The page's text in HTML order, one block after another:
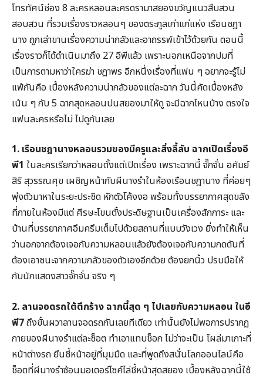
โทรทัศน์ช่อง 8 ละครหลอนละครดรามาสยองขวัญแนวสืบสวน
สอบสวน ที่รวมเรื่องราวหลอนๆ ของตระกูลเก่าแก่แห่ง เรือนชฎา
นาง ถูกเล่าขานเรื่องความน่ากลัวและอาถรรพ์เข้าไว้ด้วยกัน ตอนนี้
เรื่องราวก็ได้ดำเนินมาถึง 27 อีพีแล้ว เพราะนอกเหนือจากปมที่
เป็นการตามหาว่าใครฆ่า ชฎาพร อีกหนึ่งเรื่องที่แฟน ๆ อยากจะรู้ไม่
แพ้กันคือ เบื้องหลังความน่ากลัวของแต่ละฉาก วันนี้คัดเบื้องหลัง
เน้น ๆ กับ 5 ฉากสุดหลอนปนสยองมาให้ดู จะมีฉากไหนบ้าง ตรงใจ
แฟนละครหรือไม่ ไปดูกันเลย
1. เรือนชฎานางหลอนรวมของมีครูและสิ่งลี้ลับ ฉากเปิดเรื่องอี
พี1 ในละครเรียกว่าหลอนตั้งแต่เปิดเรื่อง เพราะฉากนี้ จั๊กจั่น อคัมย์
สิริ สุวรรณศุข เผชิญหน้ากับผีนางรำในห้องเรือนชฎานาง ที่ค่อยๆ
พุ่งตัวมาหาในระยะประชิด หักตัวโค้งงอ พร้อมทั้งบรรยากาศสุดขลัง
ที่ภายในห้องมีแต่ ศีรษะโขนตั้งประดิษฐานเป็นเครื่องสักการะ และ
บ้านที่บรรยากาศอึมครึมเต็มไปด้วยสถานที่แบบวังเวง ยิ่งทำให้เห็น
ว่านอกจากต้องเจอกับความหลอนแล้วยังต้องเจอกับความกดดันที่
ต้องเอาชนะจากความกลัวของตัวเองอีกด้วย ต้องยกนิ้ว ปรบมือให้
กับนักแสดงสาวจั๊กจั่น จริง ๆ
2. ลานจอดรถใต้ตึกร้าง ฉากนี้สุด ๆ ไปเลยกับความหลอน ในอี
พี7ถึงขั้นผวาลานจอดรถกันเลยทีเดียว เท่านั้นยังไม่พอการปรากฏ
กายของผีนางรำแต่ละช็อต ทำเอาแทบช็อก ไม่ว่าจะเป็น โผล่มาเกาะที่
หน้าต่างรถ ยืนชี้หน้าอยู่ที่มุมมืด และที่พูดถึงสนั่นโลกออนไลน์คือ
ช็อตที่ผีนางรำซ้อนมอเตอร์ไซค์ไล่ชี้หน้าสุดสยอง เบื้องหลังฉากนี้ใช้